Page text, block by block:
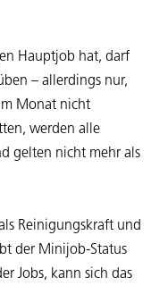
Hauptjob hat, darf
– allerdings nur,
Monat nicht
werden alle
gelten nicht mehr als
Reinigungskraft und
der Minijob-Status
Jobs, kann sich das